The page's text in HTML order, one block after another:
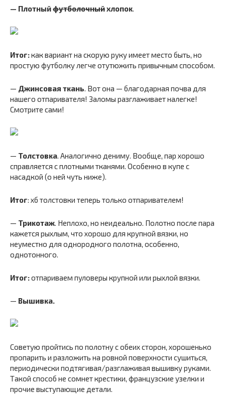
— Плотныйфутболочныйхлопок.
Итог:как вариант на скорую руку имеет место быть, но
простую футболку легче отутюжить привычным способом.
— Джинсовая ткань. Вот она — благодарная почва для
нашего отпаривателя! Заломы разглаживает налегке!
Смотрите сами!
— Толстовка. Аналогично дениму. Вообще, пар хорошо
справляется с плотными тканями. Особенно в купе с
насадкой (о ней чуть ниже).
Итог: хб толстовки теперь только отпаривателем!
— Трикотаж. Неплохо, но неидеально. Полотно после пара
кажется рыхлым, что хорошо для крупной вязки, но
неуместно для однородного полотна, особенно,
однотонного.
Итог:отпариваем пуловеры крупной или рыхлой вязки.
— Вышивка.
Советую пройтись по полотну с обеих сторон, хорошенько
пропарить и разложить на ровной поверхности сушиться,
периодически подтягивая/разглаживая вышивку руками.
Такой способ не сомнет крестики, французские узелки и
прочие выступающие детали.